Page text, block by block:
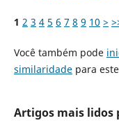
1 2 3 4 5 6 7 8 9 10 >
Você também pode
similaridadepara
Artigos mais lidos